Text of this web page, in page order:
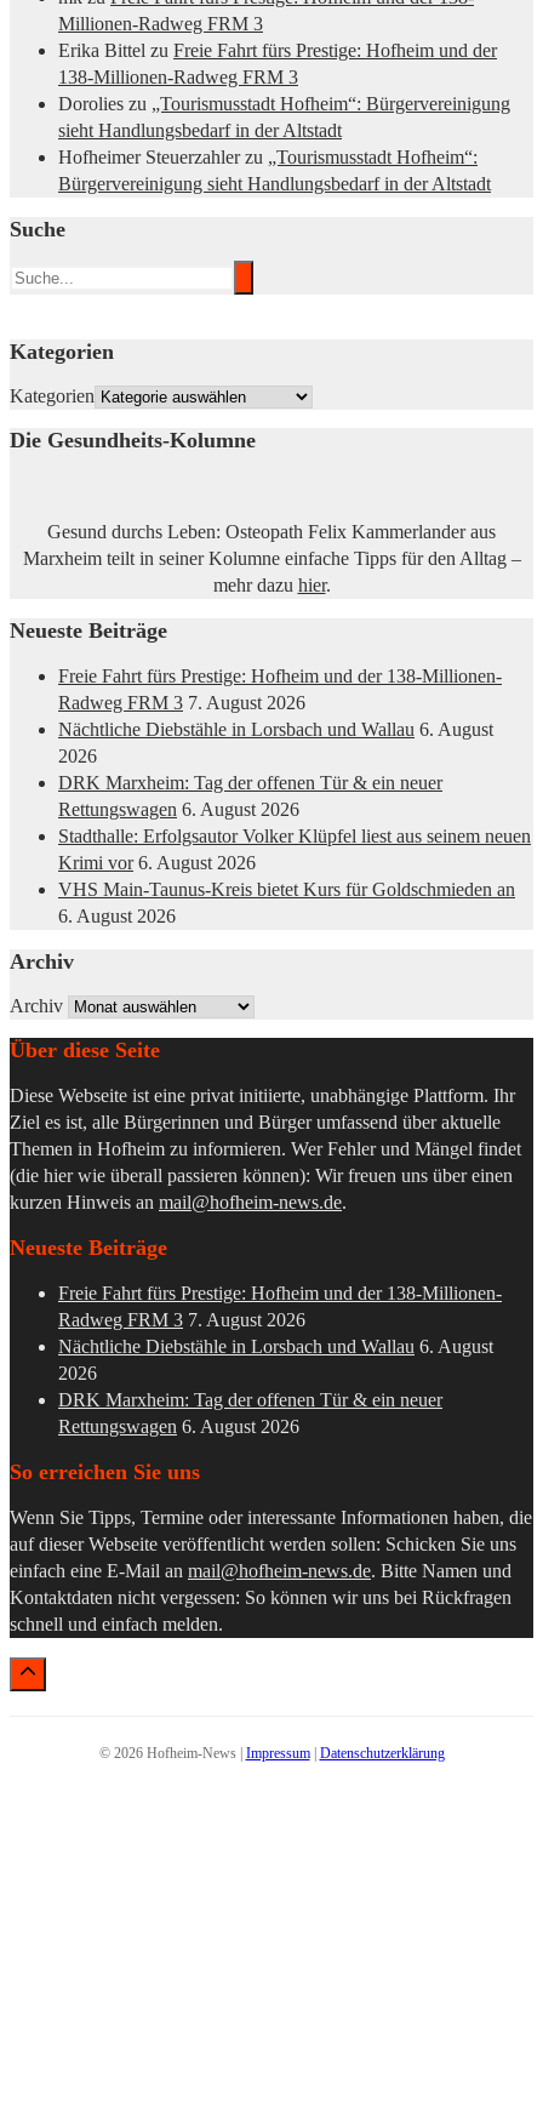
Millionen-Radweg FRM 3
Erika Bittel zu Freie Fahrt fürs Prestige: Hofheim und der
138-Millionen-Radweg FRM 3
Dorolies zu „Tourismusstadt Hofheim“: Bürgervereinigung
sieht Handlungsbedarf in der Altstadt
Hofheimer Steuerzahlerzu „Tourismusstadt Hofheim“:
Bürgervereinigung sieht Handlungsbedarf in der Altstadt
Suche
Kategorien
Kategorien
Die Gesundheits-Kolumne
Gesund durchs Leben: Osteopath Felix Kammerlander aus
Marxheim teilt in seiner Kolumne einfache Tipps für den Alltag –
mehr dazu hier.
Neueste Beiträge
Freie Fahrt fürs Prestige: Hofheim und der 138-Millionen-
Radweg FRM 3 7. August 2026
Nächtliche Diebstähle in Lorsbach und Wallau 6. August
2026
DRK Marxheim: Tag der offenen Tür & ein neuer
Rettungswagen 6. August 2026
Stadthalle: Erfolgsautor Volker Klüpfel liest aus seinem neuen
Krimi vor 6. August 2026
VHS Main-Taunus-Kreis bietet Kurs für Goldschmieden an
6. August 2026
Archiv
Archiv
Über diese Seite
Diese Webseite ist eine privat initiierte, unabhängige Plattform. Ihr
Ziel es ist, alle Bürgerinnen und Bürger umfassend über aktuelle
Themen in Hofheim zu informieren. Wer Fehler und Mängel findet
(die hier wie überall passieren können): Wir freuen uns über einen
kurzen Hinweis an mail@hofheim-news.de.
Neueste Beiträge
Freie Fahrt fürs Prestige: Hofheim und der 138-Millionen-
Radweg FRM 3 7. August 2026
Nächtliche Diebstähle in Lorsbach und Wallau 6. August
2026
DRK Marxheim: Tag der offenen Tür & ein neuer
Rettungswagen 6. August 2026
So erreichen Sie uns
Wenn Sie Tipps, Termine oder interessante Informationen haben, die
auf dieser Webseite veröffentlicht werden sollen: Schicken Sie uns
einfach eine E-Mail an mail@hofheim-news.de. Bitte Namen und
Kontaktdaten nicht vergessen: So können wir uns bei Rückfragen
schnell und einfach melden.
© 2026 Hofheim-News | Impressum| Datenschutzerklärung